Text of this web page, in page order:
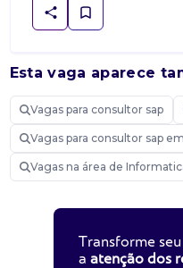
Esta vaga aparece
Vagas para consultor sap
Vagas para consultor sap
Vagas na área de
Transforme
a atenção dos